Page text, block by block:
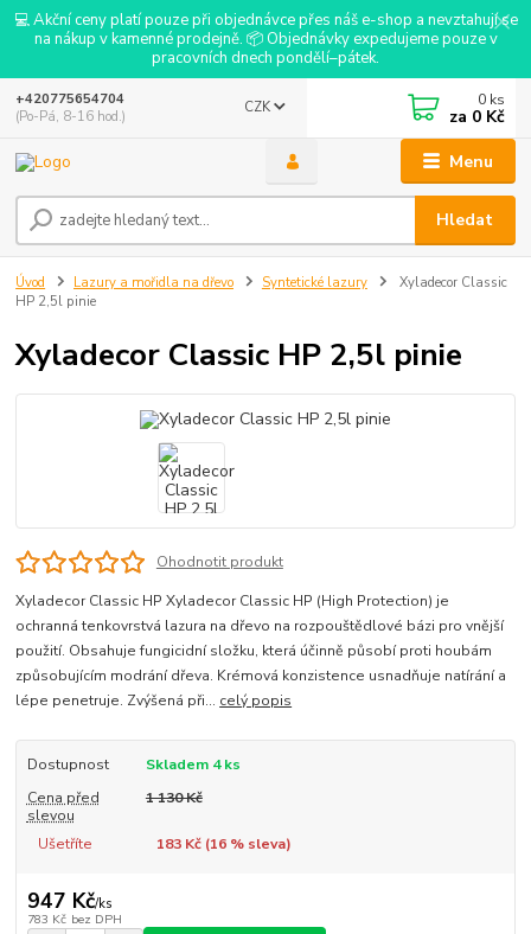
💻 Akční ceny platí pouze při objednávce přes náš e-shop a nevztahují se
na nákup v kamenné prodejně. 📦 Objednávky expedujeme pouze v
pracovních dnech pondělí–pátek.
Menu
CZK
Hledat
+420775654704
(Po-Pá, 8-16 hod.)
0 ks
za 0 Kč
Úvod Lazury a mořidla na dřevo Syntetické lazury
Xyladecor Classic
HP 2,5l pinie
Xyladecor Classic HP 2,5l pinie
Ohodnotit produkt
Xyladecor Classic HP Xyladecor Classic HP (High Protection) je
ochranná tenkovrstvá lazura na dřevo na rozpouštědlové bázi pro vnější
použití. Obsahuje fungicidní složku, která účinně působí proti houbám
způsobujícím modrání dřeva. Krémová konzistence usnadňuje natírání a
lépe penetruje. Zvýšená při... celý popis
Dostupnost
Skladem 4 ks
Cena před
slevou
1 130 Kč
Ušetříte 183 Kč (16% sleva)
947 Kč/ks
783 Kč bez DPH